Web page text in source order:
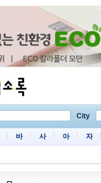
City
바 사 아 자